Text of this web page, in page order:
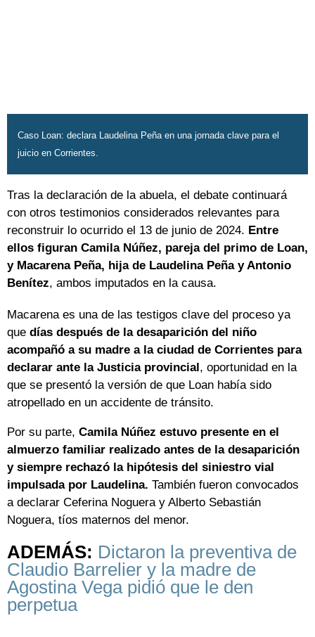
Caso Loan: declara Laudelina Peña en una jornada clave para el
juicio en Corrientes.
Tras la declaración de la abuela, el debate continuará
con otros testimonios considerados relevantes para
reconstruir lo ocurrido el 13 de junio de 2024. Entre
ellos figuran Camila Núñez, pareja del primo de Loan,
y Macarena Peña, hija de Laudelina Peña y Antonio
Benítez, ambos imputados en la causa.
Macarena es una de las testigos clave del proceso ya
que días después de la desaparición del niño
acompañó a su madre a la ciudad de Corrientes para
declarar ante la Justicia provincial, oportunidad en la
que se presentó la versión de que Loan había sido
atropellado en un accidente de tránsito.
Por su parte, Camila Núñez estuvo presente en el
almuerzo familiar realizado antes de la desaparición
y siempre rechazó la hipótesis del siniestro vial
impulsada por Laudelina. También fueron convocados
a declarar Ceferina Noguera y Alberto Sebastián
Noguera, tíos maternos del menor.
ADEMÁS: Dictaron la preventiva de
Claudio Barrelier y la madre de
Agostina Vega pidió que le den
perpetua